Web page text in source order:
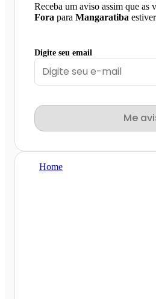
Receba um aviso assim que as
Fora para Mangaratiba
Digite seu email
Me
Home